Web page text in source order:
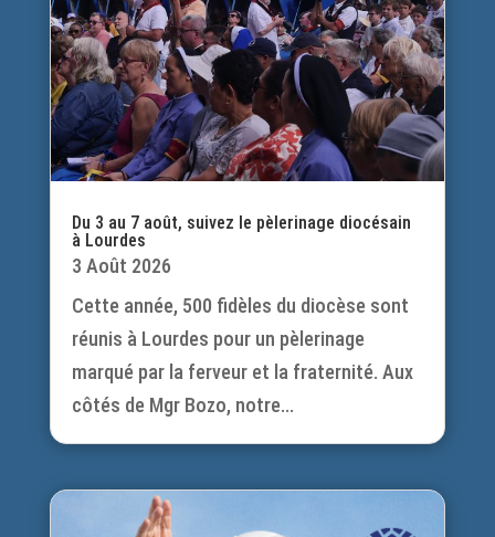
Du 3 au 7 août, suivez le pèlerinage diocésain
à Lourdes
3 Août 2026
Cette année, 500 fidèles du diocèse sont
réunis à Lourdes pour un pèlerinage
marqué par la ferveur et la fraternité. Aux
côtés de Mgr Bozo, notre...